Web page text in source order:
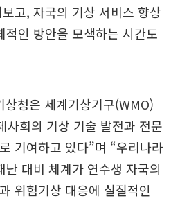
고, 자국의 기상 서비스 향상
적인 방안을 모색하는 시간도
상청은 세계기상기구(WMO)
사회의 기상 기술 발전과 전문
기여하고 있다”며 “우리나라
대비 체계가 연수생 자국의
위험기상 대응에 실질적인